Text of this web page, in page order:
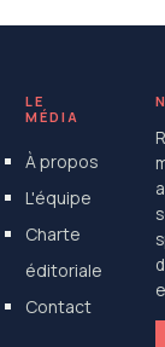
LE
MÉDIA
À propos
L'équipe
Charte
éditoriale
Contact